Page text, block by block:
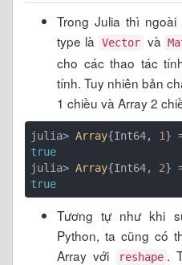
Trong Julia thì
type là Vector và
cho các thao tác
tính. Tuy nhiên bản
1 chiều và Array 2
julia> Array{Int64, 1
true
julia> Array{Int64, 2
true
Tương tự như khi
Python, ta cũng có
Array với
reshape .